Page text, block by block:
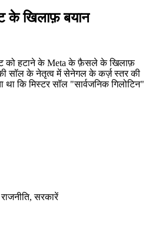
के खिलाफ़ बयान
को हटाने के Meta के फ़ैसले के खिलाफ़
सॉल के नेतृत्व में सेनेगल के कर्ज़ स्तर की
कि मिस्टर सॉल "सार्वजनिक गिलोटिन"
सरकारें